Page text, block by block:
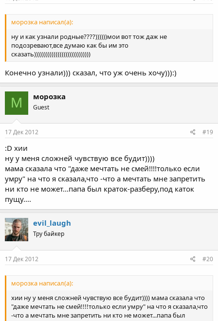
морозка написал(а):
ну и как узнали родные????))))))мои вот тож даж не
подозревают,все думаю как бы им это
сказать)))))))))))))))))))))))))))))
Конечно узнали))) сказал, что уж очень хочу))):)
М морозка
Guest
17 Дек 2012 #19
:D хии
ну у меня сложней чувствую все будит))))
мама сказала что "даже мечтать не смей!!!!только если
умру" на что я сказала,что -что а мечтать мне запретить
ни кто не может...папа был краток-разберу,под каток
пущу....
evil_laugh
Тру байкер
17 Дек 2012 #20
морозка написал(а):
хии ну у меня сложней чувствую все будит)))) мама сказала что
"даже мечтать не смей!!!!только если умру" на что я сказала,что
-что а мечтать мне запретить ни кто не может...папа был